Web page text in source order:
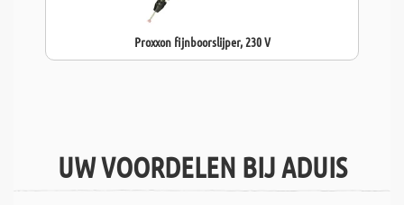
Proxxon fijnboorslijper, 230 V
UW VOORDELEN BIJ ADUIS